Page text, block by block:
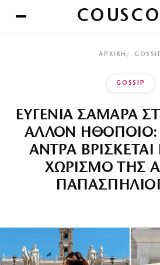
ΑΡΧΙΚΉ
GOSSIP
ΕΥΓΕΝΙΑ ΣΑΜΑΡΑ
ΑΛΛΟΝ
ΑΝΤΡΑ
ΧΩΡΙΣΜΟ ΤΗΣ